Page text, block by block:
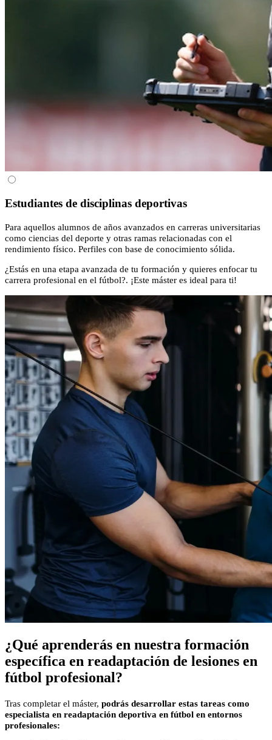
Estudiantes de disciplinas deportivas
Para aquellos alumnos de años avanzados en carreras universitarias
como ciencias del deporte y otras ramas relacionadas con el
rendimiento físico. Perfiles con base de conocimiento sólida.
¿Estás en una etapa avanzada de tu formación y quieres enfocar tu
carrera profesional en el fútbol?. ¡Este máster es ideal para ti!
¿Qué aprenderás en nuestra formación
específica en readaptación de lesiones en
fútbol profesional?
Tras completar el máster, podrás desarrollar estas tareas como
especialista en readaptación deportiva en fútbol en entornos
profesionales: